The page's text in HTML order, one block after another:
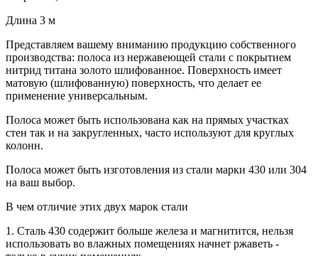
Длина 3 м
Представляем вашему вниманию продукцию собственного
производства: полоса из нержавеющей стали с покрытием
нитрид титана золото шлифованное. Поверхность имеет
матовую (шлифованную) поверхность, что делает ее
применение универсальным.
Полоса может быть использована как на прямых участках
стен так и на закругленных, часто используют для круглых
колонн.
Полоса может быть изготовления из стали марки 430 или 304
на ваш выбор.
В чем отличие этих двух марок стали
1. Сталь 430 содержит больше железа и магнитится, нельзя
использовать во влажных помещениях начнет ржаветь -